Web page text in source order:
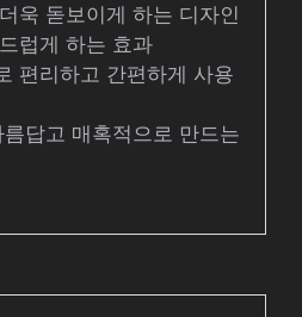
욱 돋보이게 하는 디자인
럽게 하는 효과
편리하고 간편하게 사용
답고 매혹적으로 만드는